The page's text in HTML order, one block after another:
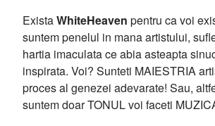
ExistaWhiteHeaven pentru ca voi
suntem penelul in mana artistului,
hartia imaculata ce abia asteapta
inspirata. Voi? Sunteti MAIESTRIA
proces al genezei adevarate! Sau,
suntem doar TONUL voi faceti